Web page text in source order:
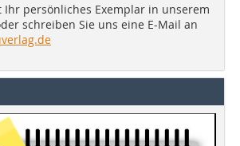
Ihr persönliches Exemplar in unserem
schreiben Sie uns eine E-Mail an